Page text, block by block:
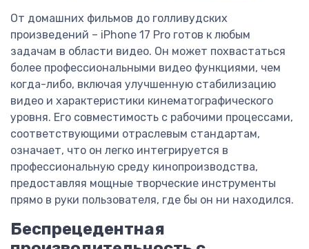
От домашних фильмов до голливудских
произведений – iPhone 17 Pro готов к любым
задачам в области видео. Он может похвастаться
более профессиональными видео функциями, чем
когда-либо, включая улучшенную стабилизацию
видео и характеристики кинематографического
уровня. Его совместимость с рабочими процессами,
соответствующими отраслевым стандартам,
означает, что он легко интегрируется в
профессиональную среду кинопроизводства,
предоставляя мощные творческие инструменты
прямо в руки пользователя, где бы он ни находился.
Беспрецедентная